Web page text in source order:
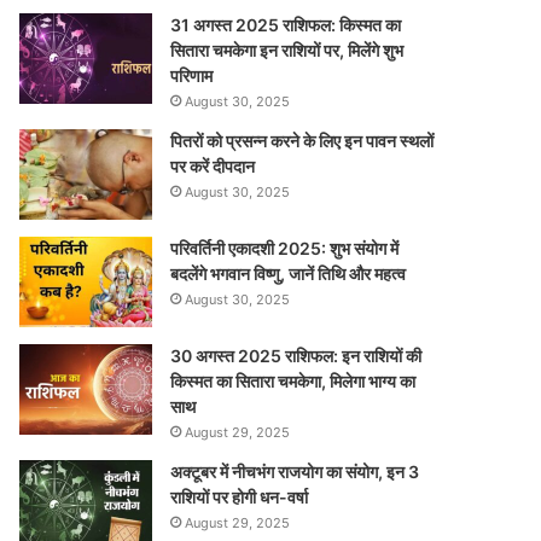
31 अगस्त 2025 राशिफल: किस्मत का
सितारा चमकेगा इन राशियों पर, मिलेंगे शुभ
परिणाम
August 30, 2025
पितरों को प्रसन्न करने के लिए इन पावन स्थलों
पर करें दीपदान
August 30, 2025
परिवर्तिनी एकादशी 2025: शुभ संयोग में
बदलेंगे भगवान विष्णु, जानें तिथि और महत्व
August 30, 2025
30 अगस्त 2025 राशिफल: इन राशियों की
किस्मत का सितारा चमकेगा, मिलेगा भाग्य का
साथ
August 29, 2025
अक्टूबर में नीचभंग राजयोग का संयोग, इन 3
राशियों पर होगी धन-वर्षा
August 29, 2025